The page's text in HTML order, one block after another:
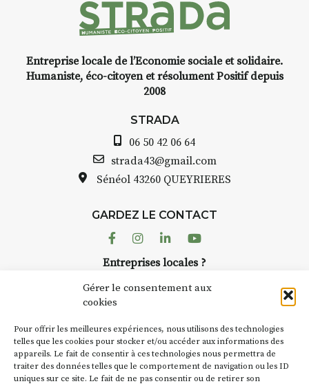
Gérer le consentement aux
cookies
Pour offrir les meilleures expériences, nous utilisons des technologies
telles que les cookies pour stocker et/ou accéder aux informations des
appareils. Le fait de consentir à ces technologies nous permettra de
traiter des données telles que le comportement de navigation ou les ID
uniques sur ce site. Le fait de ne pas consentir ou de retirer son
Entreprise locale de l’Economie sociale et solidaire.
Humaniste, éco-citoyen et résolument Positif depuis
2008
STRADA
06 50 42 06 64
strada43@gmail.com
Sénéol 43260 QUEYRIERES
GARDEZ LE CONTACT
FacebookInstagram
LinkedinYoutube
Entreprises locales ?
Suivez toute l'actu de Strada